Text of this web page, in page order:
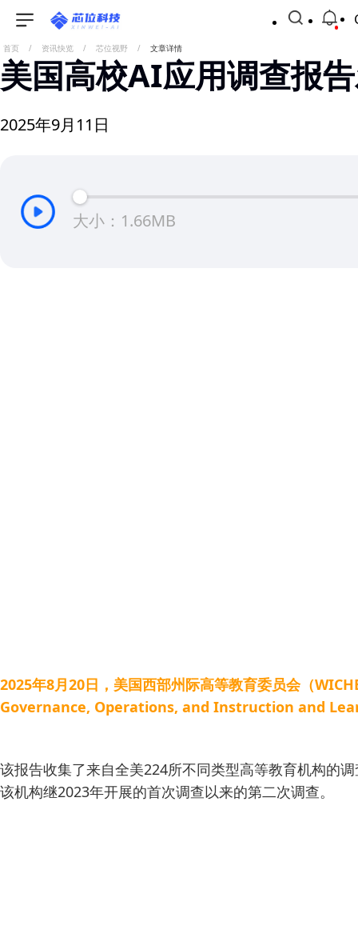
首页 / 资讯快览 / 芯位视野 / 文章详情
美国高校AI应用调查报
2025年9月11日
大小：1.66MB
2025年8月20日，美国西部州际高等教育委员会（
Governance, Operations, and Instruction and
该报告收集了来自全美224所不同类型高等教育机构的
该机构继2023年开展的首次调查以来的第二次调查。